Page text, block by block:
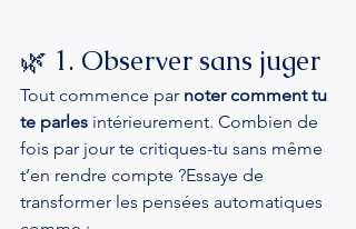
🌿 1. Observer sans juger
Tout commence par noter comment tu
te parles intérieurement. Combien de
fois par jour te critiques-tu sans même
t’en rendre compte ?Essaye de
transformer les pensées automatiques